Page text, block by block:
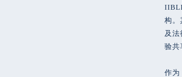
构。
及
验共
作为